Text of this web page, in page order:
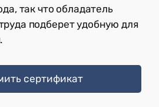
так что обладатель
подберет удобную для
сертификат